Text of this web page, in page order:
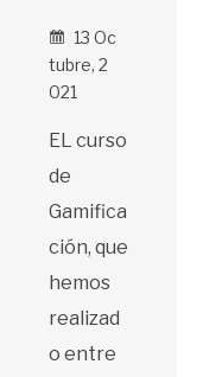
13 Oc
Tubre, 2
021
EL curso
de
Gamifica
ción, que
hemos
realizad
o entre